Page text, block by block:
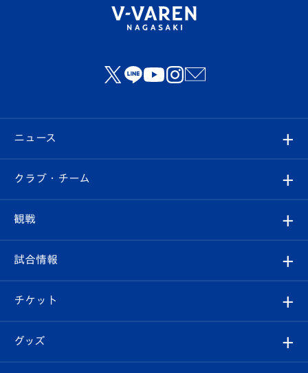
ニュース
すべて
クラブ
試合情報
チケット
クラブ・チーム
クラブ概要
エンブレム紹介
観戦
観戦ルール
はじめての観戦ガイド
Revive Team
試合情報
試合日程/結果
フォトギャラリー
チケット
チケット
グッズ